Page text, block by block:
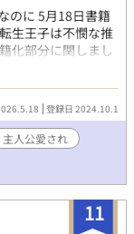
のに 5月18日書籍
生王子は不憫な推
化部分に関しまし
伴いまして、設定
ヒトとカルロの新
書籍版はより一層
サイトにて予約開
ジオ様では購入者
ヒト（金髪碧眼美
のレイラ』には
辱監禁BL展開にな
ロ（不憫攻略対
たリヒトは転生
登録日 2024.10.1
主人公愛され
11